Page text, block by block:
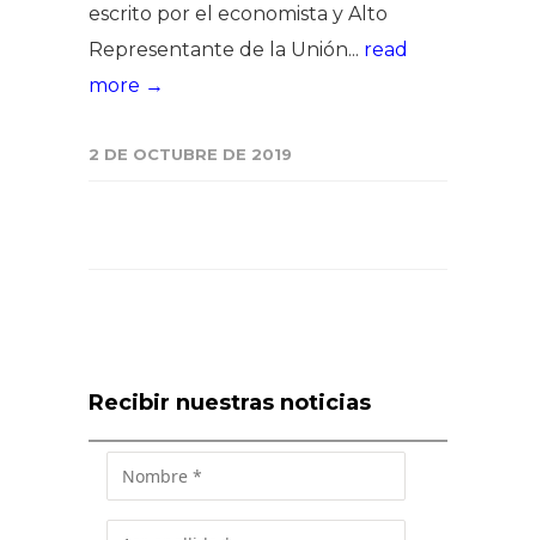
escrito por el economista y Alto
Representante de la Unión... read
more →
2 DE OCTUBRE DE 2019
Recibir nuestras noticias